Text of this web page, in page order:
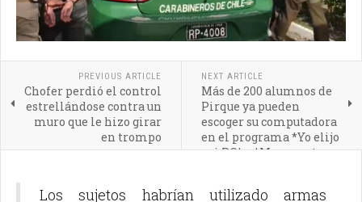
PREVIOUS ARTICLE
Chofer perdió el control
estrellándose contra un
muro que le hizo girar
en trompo
NEXT ARTICLE
Más de 200 alumnos de
Pirque ya pueden
escoger su computadora
en el programa *Yo elijo
mi PC* o *Me conecto
Los sujetos habrían utilizado armas